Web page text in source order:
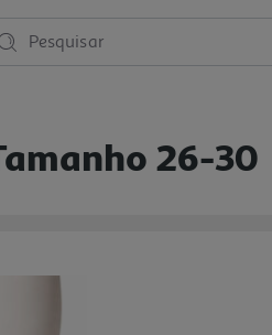
Pesquisar
26-30